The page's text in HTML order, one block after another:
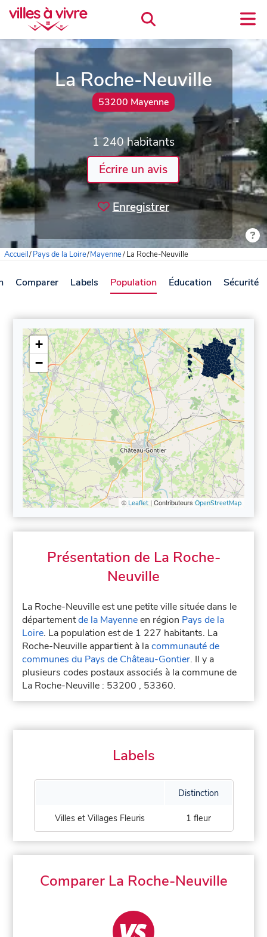
La Roche-Neuville
53200 Mayenne
1 240 habitants
Écrire un avis
Enregistrer
Accueil/Pays de la Loire/Mayenne/La Roche-Neuville
Comparer Labels Population Éducation Sécurité
+
−
© Leaflet| Contributeurs OpenStreetMap
Présentation de La Roche-
Neuville
La Roche-Neuville est une petite ville située dans le
départementde la Mayenneen région Pays de la
Loire. La population est de 1 227 habitants. La
Roche-Neuville appartient à lacommunauté de
communes du Pays de Château-Gontier. Il y a
plusieurs codes postaux associés à la commune de
La Roche-Neuville : 53200 , 53360.
Labels
Distinction
Villes et Villages Fleuris 1 fleur
Comparer La Roche-Neuville